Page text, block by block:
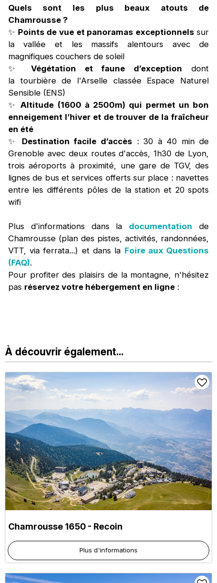
Quels sont les plus beaux atouts de
Chamrousse ?
✨ Points de vue et panoramas exceptionnels sur
la vallée et les massifs alentours avec de
magnifiques couchers de soleil
✨ Végétation et faune d’exception dont
la tourbière de l'Arselle classée Espace Naturel
Sensible (ENS)
✨ Altitude (1600 à 2500m) qui permet un bon
enneigement l’hiver et de trouver de la fraîcheur
en été
✨ Destination facile d’accès : 30 à 40 min de
Grenoble avec deux routes d'accès, 1h30 de Lyon,
trois aéroports à proximité, une gare de TGV, des
lignes de bus et services offerts sur place : navettes
entre les différents pôles de la station et 20 spots
wifi
Plus d'informations dans la documentation de
Chamrousse (plan des pistes, activités, randonnées,
VTT, via ferrata...) et dans la Foire aux Questions
(FAQ).
Pour profiter des plaisirs de la montagne, n'hésitez
pas réservez votre hébergement en ligne:
À découvrir également...
Chamrousse 1650 - Recoin
Plus d'informations